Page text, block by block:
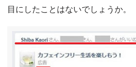
目にしたことはないでしょうか。